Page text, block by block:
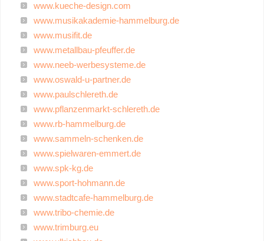
www.kueche-design.com
www.musikakademie-hammelburg.de
www.musifit.de
www.metallbau-pfeuffer.de
www.neeb-werbesysteme.de
www.oswald-u-partner.de
www.paulschlereth.de
www.pflanzenmarkt-schlereth.de
www.rb-hammelburg.de
www.sammeln-schenken.de
www.spielwaren-emmert.de
www.spk-kg.de
www.sport-hohmann.de
www.stadtcafe-hammelburg.de
www.tribo-chemie.de
www.trimburg.eu